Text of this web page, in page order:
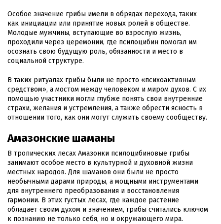
Особое значение грибы имели в обрядах перехода, таких
как инициации или принятие новых ролей в обществе.
Молодые мужчины, вступающие во взрослую жизнь,
проходили через церемонии, где псилоцибин помогал им
осознать свою будущую роль, обязанности и место в
социальной структуре.
В таких ритуалах грибы были не просто «психоактивным
средством», а мостом между человеком и миром духов. С их
помощью участники могли глубже понять свои внутренние
страхи, желания и устремления, а также обрести ясность в
отношении того, как они могут служить своему сообществу.
Амазонские шаманы
В тропических лесах Амазонки псилоцибиновые грибы
занимают особое место в культурной и духовной жизни
местных народов. Для шаманов они были не просто
необычными дарами природы, а мощными инструментами
для внутреннего преобразования и восстановления
гармонии. В этих густых лесах, где каждое растение
обладает своим духом и значением, грибы считались ключом
к познанию не только себя, но и окружающего мира.